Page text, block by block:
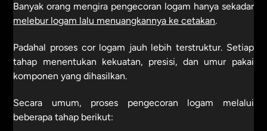
Banyak orang mengira pengecoran logam hanya sekadar
melebur logam lalu menuangkannya ke cetakan.
Padahal proses cor logam jauh lebih terstruktur. Setiap
tahap menentukan kekuatan, presisi, dan umur pakai
komponen yang dihasilkan.
Secara umum, proses pengecoran logam melalui
beberapa tahap berikut: